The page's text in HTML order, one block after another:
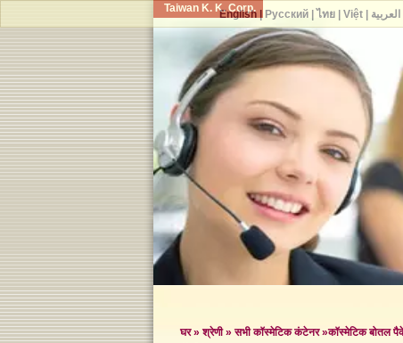
Taiwan K. K. Corp.
घर»श्रेणी»सभी कॉस्मेटिक कंटेनर»कॉस्मेटिक बोतल
English| Русский| ไทย| Việt| العربية